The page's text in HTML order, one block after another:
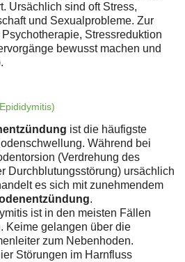
Ursächlich sind oft Stress,
und Sexualprobleme. Zur
Stressreduktion
bewusst machen und
ist die häufigste
Während bei
(Verdrehung des
Durchblutungsstörung) ursächlich
es sich mit zunehmendem
.
ist in den meisten Fällen
Keime gelangen über die
zum Nebenhoden.
Störungen im Harnfluss